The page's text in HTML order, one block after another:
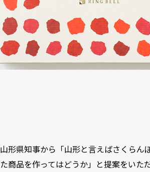
山形県知事から「山形と言えばさくらん
た商品を作ってはどうか」と提案をいた